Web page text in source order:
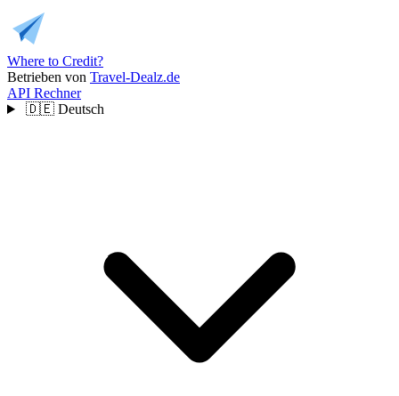
Where to Credit?
Betrieben von Travel-Dealz.de
API Rechner
🇩🇪 Deutsch